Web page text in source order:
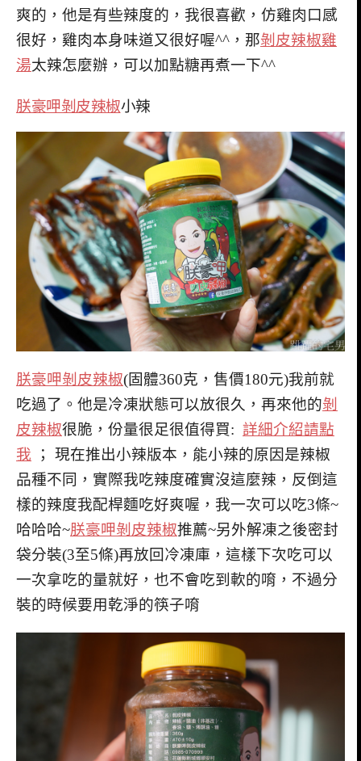
爽的，他是有些辣度的，我很喜歡，仿雞肉口感
很好，雞肉本身味道又很好喔^^，那剝皮辣椒雞
湯太辣怎麼辦，可以加點糖再煮一下^^
朕豪呷剝皮辣椒小辣
朕豪呷剝皮辣椒(固體360克，售價180元)我前就
吃過了。他是冷凍狀態可以放很久，再來他的剝
皮辣椒很脆，份量很足很值得買: 詳細介紹請點
我 ； 現在推出小辣版本，能小辣的原因是辣椒
品種不同，實際我吃辣度確實沒這麼辣，反倒這
樣的辣度我配桿麵吃好爽喔，我一次可以吃3條~
哈哈哈~朕豪呷剝皮辣椒推薦~另外解凍之後密封
袋分裝(3至5條)再放回冷凍庫，這樣下次吃可以
一次拿吃的量就好，也不會吃到軟的唷，不過分
裝的時候要用乾淨的筷子唷